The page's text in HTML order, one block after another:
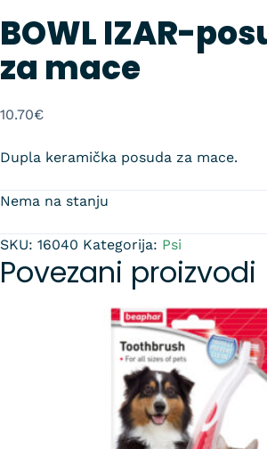
BOWL IZAR-
za mace
10.70€
Dupla keramička posuda za mace.
Nema na stanju
SKU: 16040 Kategorija: Psi
Povezani proizvodi